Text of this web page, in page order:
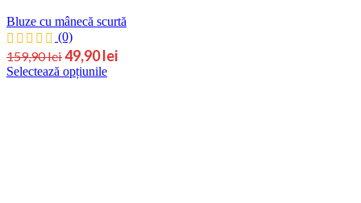
Bluze cu mânecă scurtă
(0)
159,90lei49,90lei
Selectează opțiunile